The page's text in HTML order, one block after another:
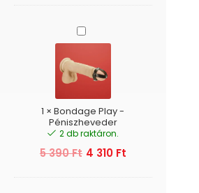
Bondage
Play
Péniszheveder
1 ×Bondage Play -
Péniszheveder
2 db raktáron.
5 390Ft 4 310 Ft